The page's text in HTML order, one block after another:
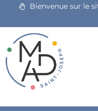
Bienvenue sur le